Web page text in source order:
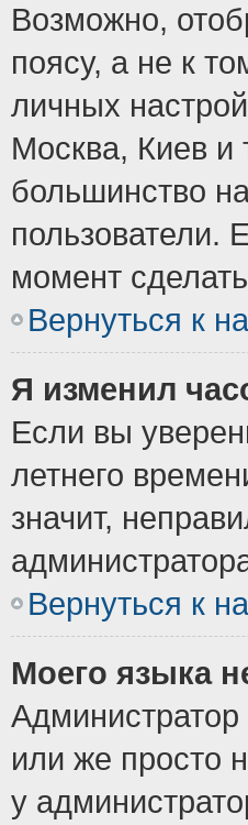
Возможно,
поясу, а не к
личных
Москва, Киев и
большинство
пользователи.
момент
Вернуться к
Я изменил
Если вы
летнего
значит,
Вернуться к
Моего языка
или же просто
у